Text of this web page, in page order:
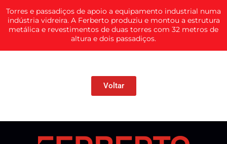
Torres e passadiços de apoio a equipamento industrial numa
indústria vidreira. A Ferberto produziu e montou a estrutura
metálica e revestimentos de duas torres com 32 metros de
altura e dois passadiços.
Voltar